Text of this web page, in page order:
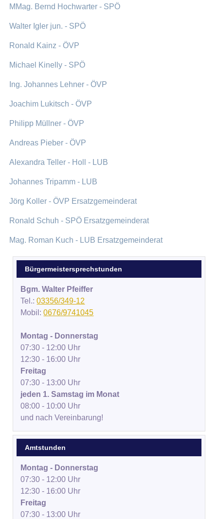
MMag. Bernd Hochwarter - SPÖ
Walter Igler jun. - SPÖ
Ronald Kainz - ÖVP
Michael Kinelly - SPÖ
Ing. Johannes Lehner - ÖVP
Joachim Lukitsch - ÖVP
Philipp Müllner - ÖVP
Andreas Pieber - ÖVP
Alexandra Teller - Holl - LUB
Johannes Tripamm - LUB
Jörg Koller - ÖVP Ersatzgemeinderat
Ronald Schuh - SPÖ Ersatzgemeinderat
Mag. Roman Kuch - LUB Ersatzgemeinderat
Bürgermeistersprechstunden
Bgm. Walter Pfeiffer
Tel.:03356/349-12
Mobil:0676/9741045
Montag - Donnerstag
07:30 - 12:00 Uhr
12:30 - 16:00 Uhr
Freitag
07:30 - 13:00 Uhr
jeden 1. Samstag im Monat
08:00 - 10:00 Uhr
und nach Vereinbarung!
Amtstunden
Montag - Donnerstag
07:30 - 12:00 Uhr
12:30 - 16:00 Uhr
Freitag
07:30 - 13:00 Uhr